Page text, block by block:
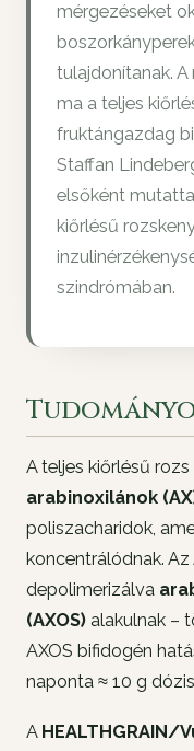
mérgezéseket
tulajdonítanak.
ma a teljes
fruktángazdag
Staffan
elsőként
kiőrlésű
szindrómában.
A teljes kiőrlésű
arabinoxilánok
poliszacharidok,
koncentrálódnak.
depolimerizálva
(AXOS) alakulnak –
AXOS bifidogén
naponta ≈ 10 g
A HEALTHGRAIN/